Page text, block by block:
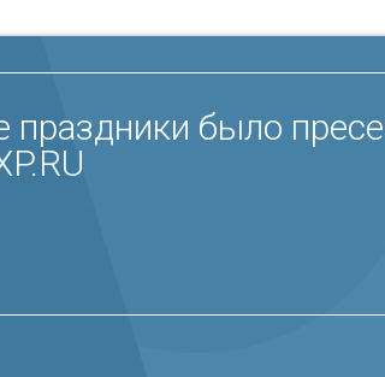
праздники было